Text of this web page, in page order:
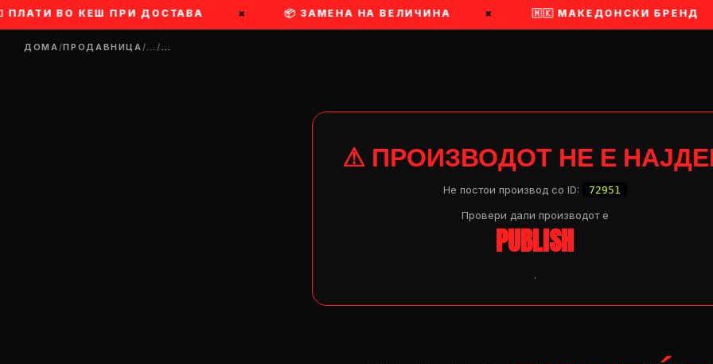
ПЛАТИ ВО КЕШ ПРИ ДОСТАВА × 📦 ЗАМЕНА НА ВЕЛИЧИНА × 🇲🇰 МАКЕДОНСКИ БРЕНД
ДОМА/ПРОДАВНИЦА/…/…
⚠ ПРОИЗВОДОТ НЕ Е
Не постои производ со ID: 72951
Провери дали производот e
PUBLISH
.